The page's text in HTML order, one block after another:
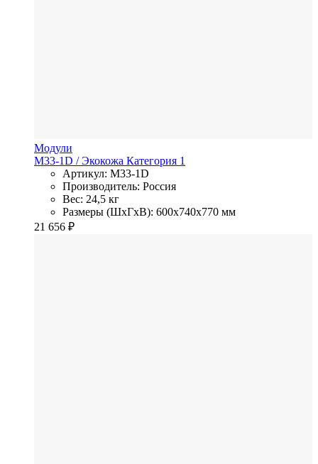
Модули
M33-1D / Экокожа Категория 1
Артикул: M33-1D
Производитель: Россия
Вес: 24,5 кг
Размеры (ШхГхВ): 600x740x770 мм
21 656 ₽